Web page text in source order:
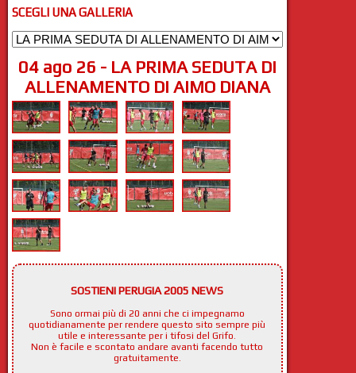
SCEGLI UNA GALLERIA
04 ago 26 - LA PRIMA SEDUTA DI
ALLENAMENTO DI AIMO DIANA
SOSTIENI PERUGIA 2005 NEWS
Sono ormai più di 20 anni che ci impegnamo
quotidianamente per rendere questo sito sempre più
utile e interessante per i tifosi del Grifo.
Non è facile e scontato andare avanti facendo tutto
gratuitamente.